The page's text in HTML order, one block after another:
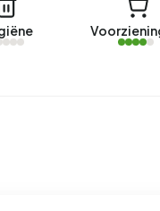
woning is
jaar zijn er 4